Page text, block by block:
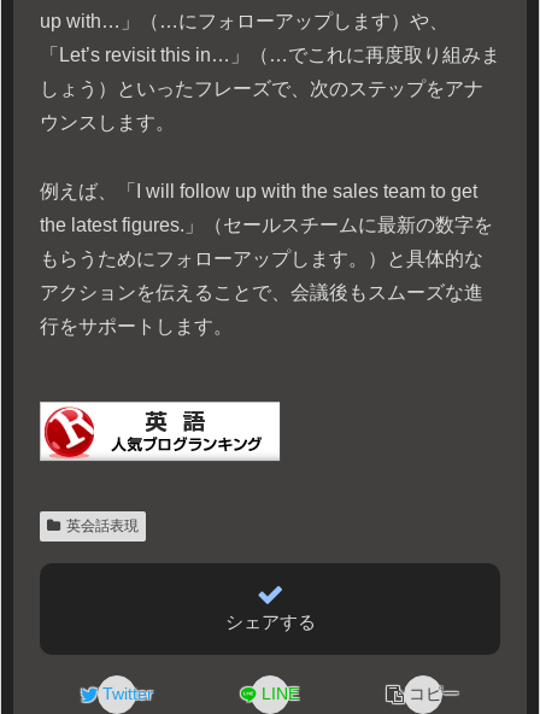
up with…」（…にフォローアップします）や、
「Let’s revisit this in…」（…でこれに再度取り組みま
しょう）といったフレーズで、次のステップをアナ
ウンスします。
例えば、「I will follow up with the sales team to get
the latest figures.」（セールスチームに最新の数字を
もらうためにフォローアップします。）と具体的な
アクションを伝えることで、会議後もスムーズな進
行をサポートします。
英会話表現
シェアする
Twitter LINE コピー